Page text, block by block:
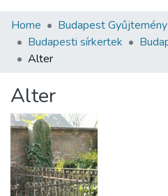
Communities & Collections
All of DSpace
About us
Home Budapest Gyűjtemény
Budapesti sírkertek
Alter
Alter